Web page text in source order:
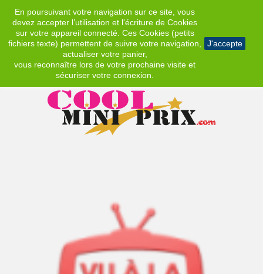
En poursuivant votre navigation sur ce site, vous
devez accepter l’utilisation et l'écriture de Cookies
sur votre appareil connecté. Ces Cookies (petits
fichiers texte) permettent de suivre votre navigation,
actualiser votre panier,
vous reconnaître lors de votre prochaine visite et
sécuriser votre connexion.
J'accepte
EUR